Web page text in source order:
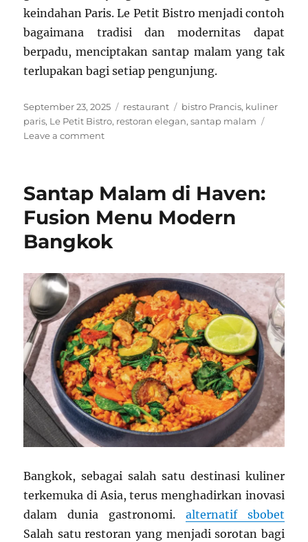
keindahan Paris. Le Petit Bistro menjadi contoh
bagaimana tradisi dan modernitas dapat
berpadu, menciptakan santap malam yang tak
terlupakan bagi setiap pengunjung.
Posted
on
September 23, 2025 Categories
restaurant Tags
bistro Prancis, kuliner
paris, Le Petit Bistro, restoran elegan,santap malam
Leave a commenton
Le
Bistro,
Paris
Santap Malam di Haven:
Fusion Menu Modern
Bangkok
Bangkok, sebagai salah satu destinasi kuliner
terkemuka di Asia, terus menghadirkan inovasi
dalam dunia gastronomi. alternatif sbobet
Salah satu restoran yang menjadi sorotan bagi